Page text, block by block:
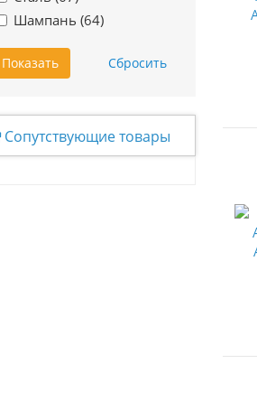
Шампань (64)
Сопутствующие товары